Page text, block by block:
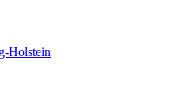
Holstein